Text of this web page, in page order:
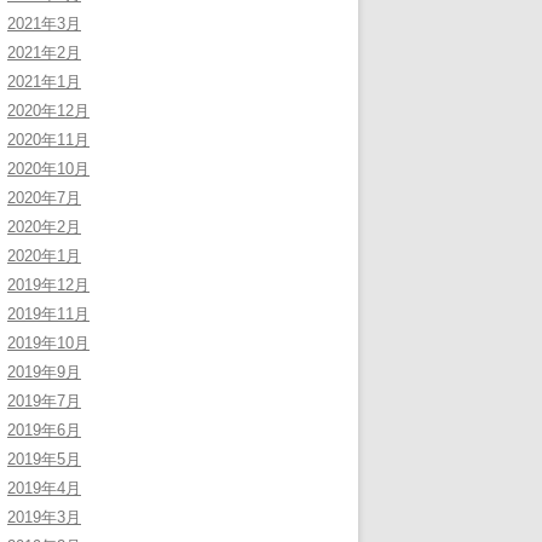
2021年3月
2021年2月
2021年1月
2020年12月
2020年11月
2020年10月
2020年7月
2020年2月
2020年1月
2019年12月
2019年11月
2019年10月
2019年9月
2019年7月
2019年6月
2019年5月
2019年4月
2019年3月